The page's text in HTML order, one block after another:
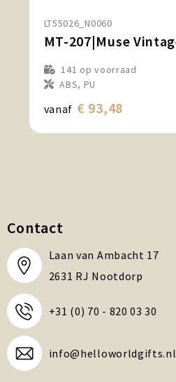
Sport, Spel en Speelgoed
Strand en Zomer
Technologie
LT55026_N0060
141 op voorraad
ABS, PU
vanaf € 93,48
Contact
Laan van Ambacht 17
2631 RJ Nootdorp
+31 (0) 70 - 820 03 30
info@helloworldgifts.nl